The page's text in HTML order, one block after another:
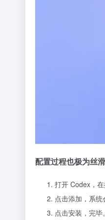
配置过程也极为丝
打开 Codex，在
点击添加，系
点击安装，完毕。